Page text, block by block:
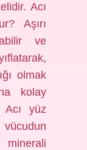
Acı
Aşırı
ve
olmak
kolay
Acı yüz
vücudun